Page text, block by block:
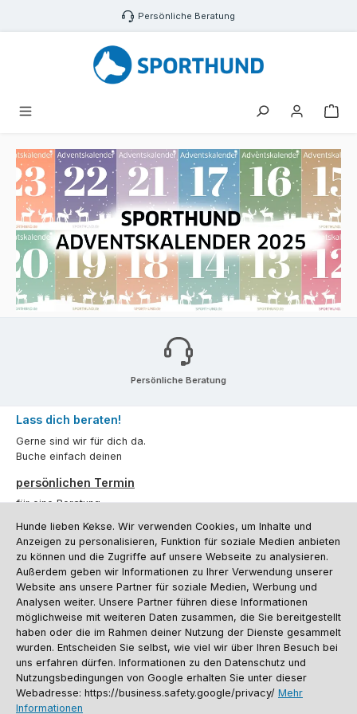
Zum Hauptinhalt springen Persönliche Beratung
Persönliche Beratung
Lass dich beraten!
Gerne sind wir für dich da.
Buche einfach deinen
persönlichen Termin
für eine Beratung.
Oder über unserKontaktformular.
Vertrag widerrufen
Kundenservice
Informationen
Social Media und Kontakt
Hunde lieben Kekse. Wir verwenden Cookies, um Inhalte und
Anzeigen zu personalisieren, Funktion für soziale Medien anbieten
zu können und die Zugriffe auf unsere Webseite zu analysieren.
Außerdem geben wir Informationen zu Ihrer Verwendung unserer
Website ans unsere Partner für soziale Medien, Werbung und
Analysen weiter. Unsere Partner führen diese Informationen
möglichweise mit weiteren Daten zusammen, die Sie bereitgestellt
haben oder die im Rahmen deiner Nutzung der Dienste gesammelt
wurden. Entscheiden Sie selbst, wie viel wir über Ihren Besuch bei
uns erfahren dürfen. Informationen zu den Datenschutz und
Nutzungsbedingungen von Google erhalten Sie unter dieser
Webadresse: https://business.safety.google/privacy/ Mehr
Informationen